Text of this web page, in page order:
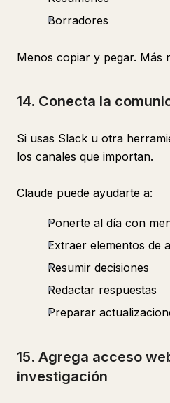
Borradores
Menos copiar y pegar. Más
14. Conecta la
Si usas Slack u otra
los canales que importan.
Claude puede ayudarte a:
Ponerte al día con
Extraer elementos de
Resumir decisiones
Redactar respuestas
Preparar
15. Agrega acceso
investigación